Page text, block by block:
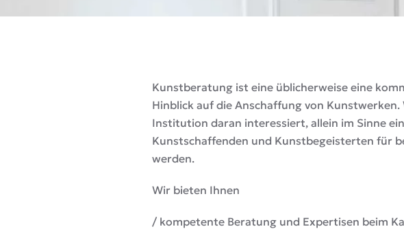
Kunstberatung ist eine üblicherweise eine
Hinblick auf die Anschaffung von
Institution daran interessiert, allein im Sinne
Kunstschaffenden und Kunstbegeisterten für
werden.
Wir bieten Ihnen
/ kompetente Beratung und Expertisen beim